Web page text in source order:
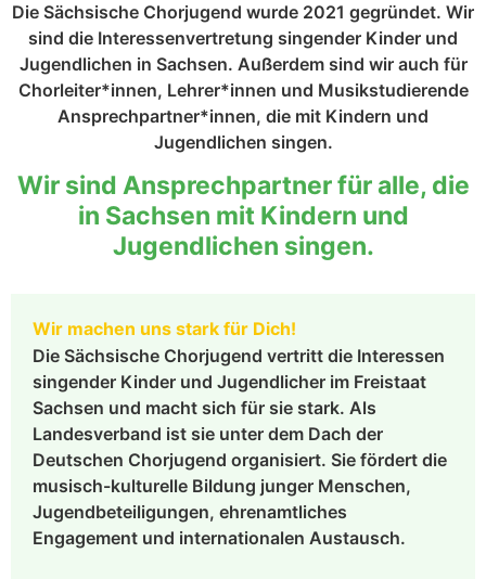
Die Sächsische Chorjugend wurde 2021 gegründet. Wir
sind die Interessenvertretung singender Kinder und
Jugendlichen in Sachsen. Außerdem sind wir auch für
Chorleiter*innen, Lehrer*innen und Musikstudierende
Ansprechpartner*innen, die mit Kindern und
Jugendlichen singen.
Wir sind Ansprechpartner für alle, die
in Sachsen mit Kindern und
Jugendlichen singen.
Wir machen uns stark für Dich!
Die Sächsische Chorjugend vertritt die Interessen
singender Kinder und Jugendlicher im Freistaat
Sachsen und macht sich für sie stark. Als
Landesverband ist sie unter dem Dach der
Deutschen Chorjugend organisiert. Sie fördert die
musisch-kulturelle Bildung junger Menschen,
Jugendbeteiligungen, ehrenamtliches
Engagement und internationalen Austausch.